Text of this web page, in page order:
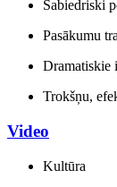
Sabiedriski
Pasākumu
Dramatiskie
Trokšņu,
Video
Kultūra